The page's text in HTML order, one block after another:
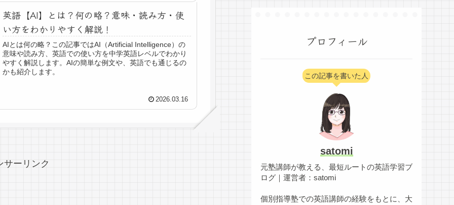
英語【AI】とは？何の略？意味・読み方・使
い方をわかりやすく解説！
AIとは何の略？この記事ではAI（Artificial Intelligence）の
意味や読み方、英語での使い方を中学英語レベルでわかり
やすく解説します。AIの簡単な例文や、英語でも通じるの
かも紹介します。
2026.03.16
サーリンク
プロフィール
この記事を書いた人
satomi
元塾講師が教える、最短ルートの英語学習ブ
ログ｜運営者：satomi
個別指導塾での英語講師の経験をもとに、大